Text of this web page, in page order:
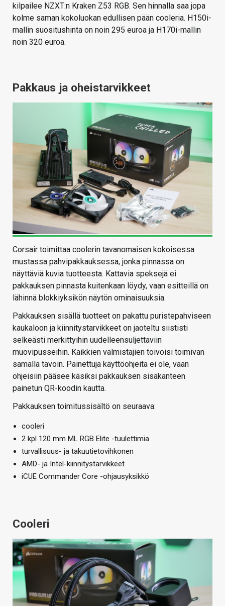
kilpailee NZXT:n Kraken Z53 RGB. Sen hinnalla saa jopa
kolme saman kokoluokan edullisen pään cooleria. H150i-
mallin suositushinta on noin 295 euroa ja H170i-mallin
noin 320 euroa.
Pakkaus ja oheistarvikkeet
Corsair toimittaa coolerin tavanomaisen kokoisessa
mustassa pahvipakkauksessa, jonka pinnassa on
näyttäviä kuvia tuotteesta. Kattavia speksejä ei
pakkauksen pinnasta kuitenkaan löydy, vaan esitteillä on
lähinnä blokkiyksikön näytön ominaisuuksia.
Pakkauksen sisällä tuotteet on pakattu puristepahviseen
kaukaloon ja kiinnitystarvikkeet on jaoteltu siististi
selkeästi merkittyihin uudelleensuljettaviin
muovipusseihin. Kaikkien valmistajien toivoisi toimivan
samalla tavoin. Painettuja käyttöohjeita ei ole, vaan
ohjeisiin pääsee käsiksi pakkauksen sisäkanteen
painetun QR-koodin kautta.
Pakkauksen toimitussisältö on seuraava:
cooleri
2 kpl 120 mm ML RGB Elite -tuulettimia
turvallisuus- ja takuutietovihkonen
AMD- ja Intel-kiinnitystarvikkeet
iCUE Commander Core -ohjausyksikkö
Cooleri